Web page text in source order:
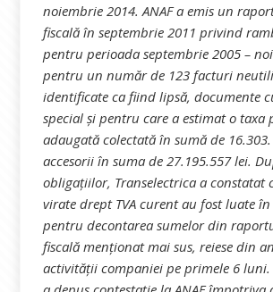
noiembrie 2014. ANAF a emis un
fiscală în septembrie 2011 privind
pentru perioada septembrie 2005 –
pentru un număr de 123 facturi
identificate ca fiind lipsă, documente
special şi pentru care a estimat o taxa
adaugată colectată în sumă de
accesorii în suma de 27.195.557 lei.
obligațiilor, Transelectrica a constatat
virate drept TVA curent au fost luate
pentru decontarea sumelor din
fiscală menţionat mai sus, reiese din
activității companiei pe primele 6 luni.